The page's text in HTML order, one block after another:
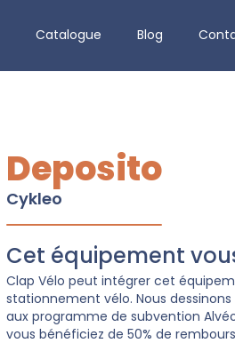
Catalogue Blog
Deposito
Cykleo
Cet équipement
Clap Vélo peut intégrer cet
stationnement vélo. Nous
aux programme de subvention
vous bénéficiez de 50% de